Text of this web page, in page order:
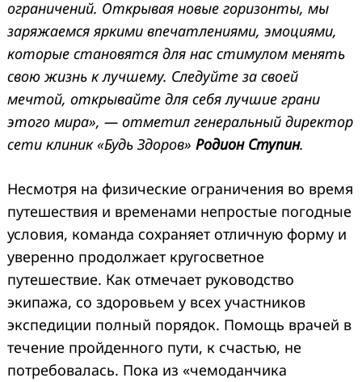
ограничений. Открывая новые горизонты, мы
заряжаемся яркими впечатлениями, эмоциями,
которые становятся для нас стимулом менять
свою жизнь к лучшему. Следуйте за своей
мечтой, открывайте для себя лучшие грани
этого мира», — отметил генеральный директор
сети клиник «Будь Здоров» Родион Ступин.
Несмотря на физические ограничения во время
путешествия и временами непростые погодные
условия, команда сохраняет отличную форму и
уверенно продолжает кругосветное
путешествие. Как отмечает руководство
экипажа, со здоровьем у всех участников
экспедиции полный порядок. Помощь врачей в
течение пройденного пути, к счастью, не
потребовалась. Пока из «чемоданчика